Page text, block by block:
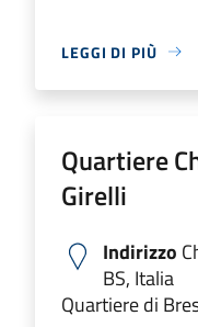
LEGGI DI PIÙ
Quartiere
Girelli
Indirizzo
BS, Italia
Quartiere di